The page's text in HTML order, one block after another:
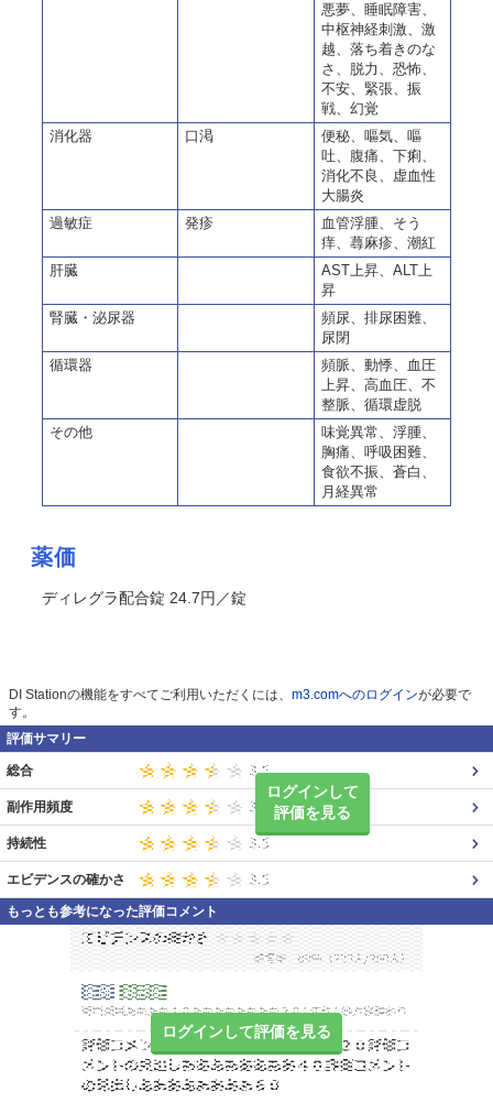
悪夢、睡眠障害、
中枢神経刺激、激
越、落ち着きのな
さ、脱力、恐怖、
不安、緊張、振
戦、幻覚
消化器
口渇
便秘、嘔気、嘔
吐、腹痛、下痢、
消化不良、虚血性
大腸炎
過敏症
発疹
血管浮腫、そう
痒、蕁麻疹、潮紅
肝臓
AST上昇、ALT上
昇
腎臓・泌尿器
頻尿、排尿困難、
尿閉
循環器
頻脈、動悸、血圧
上昇、高血圧、不
整脈、循環虚脱
その他
味覚異常、浮腫、
胸痛、呼吸困難、
食欲不振、蒼白、
月経異常
薬価
ディレグラ配合錠 24.7円／錠
DI Stationの機能をすべてご利用いただくには、 m3.comへのログインが必要で
す。
評価サマリー
ログインして
評価を見る
総合
副作用頻度
持続性
エビデンスの確かさ
もっとも参考になった評価コメント
ログインして評価を見る